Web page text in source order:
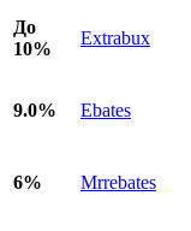
До
10%
Extrabux
9.0% Ebates
6%
Mrrebates